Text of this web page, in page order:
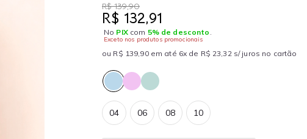
R$ 139,90
R$ 132,91
No PIXcom 5% de desconto .
Exceto nos produtos promocionais
ou R$ 139,90 em até 6x de R$ 23,32 s/ juros no cartão
04 06 08 10